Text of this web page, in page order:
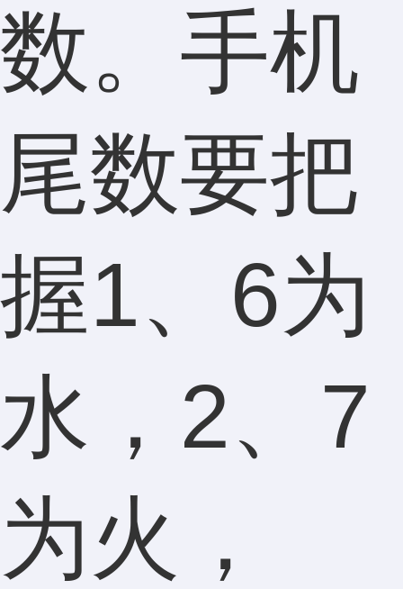
数。手机
尾数要把
握1、6为
水，2、7
为火，